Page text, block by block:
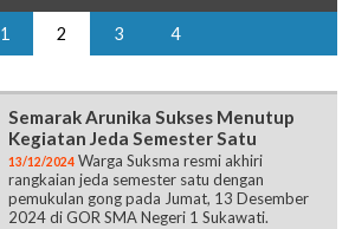
1 2 3 4
Semarak Arunika Sukses Menutup
Kegiatan Jeda Semester Satu
13/12/2024 Warga Suksma resmi akhiri
rangkaian jeda semester satu dengan
pemukulan gong pada Jumat, 13 Desember
2024 di GOR SMA Negeri 1 Sukawati.